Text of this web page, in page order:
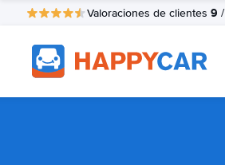
Valoraciones de clientes 9